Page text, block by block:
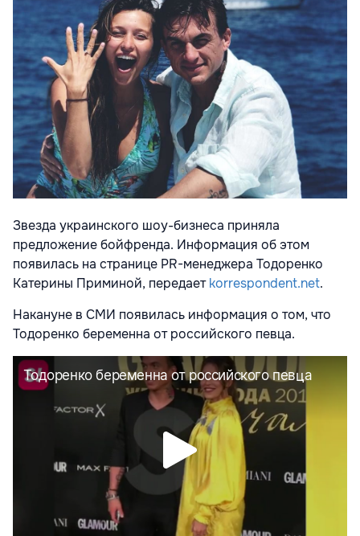
Звезда украинского шоу-бизнеса приняла
предложение бойфренда. Информация об этом
появилась на странице PR-менеджера Тодоренко
Катерины Приминой, передаетkorrespondent.net.
Накануне в СМИ появилась информация о том, что
Тодоренко беременна от российского певца.